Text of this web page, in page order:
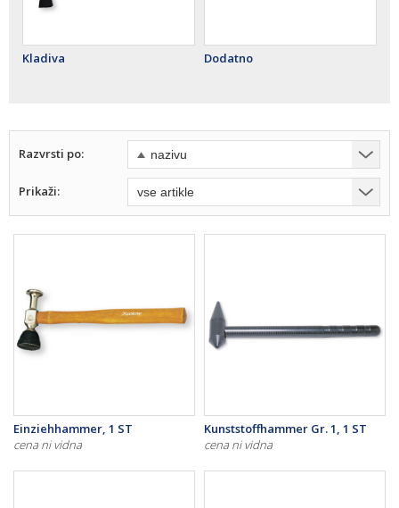
Kladiva Dodatno
Razvrsti po:
Prikaži:
Einziehhammer, 1 ST
cena ni vidna
Kunststoffhammer Gr. 1, 1 ST
cena ni vidna